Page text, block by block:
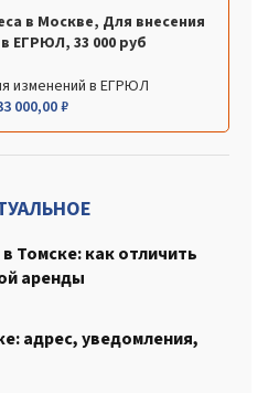
в Москве, Для внесения
ЕГРЮЛ, 33 000 руб
изменений в ЕГРЮЛ
000,00₽
Томске: как отличить
аренды
адрес, уведомления,